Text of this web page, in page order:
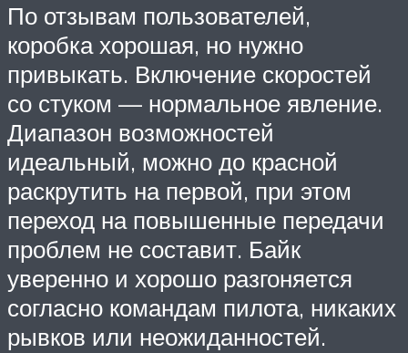
По отзывам пользователей,
коробка хорошая, но нужно
привыкать. Включение скоростей
со стуком — нормальное явление.
Диапазон возможностей
идеальный, можно до красной
раскрутить на первой, при этом
переход на повышенные передачи
проблем не составит. Байк
уверенно и хорошо разгоняется
согласно командам пилота, никаких
рывков или неожиданностей.